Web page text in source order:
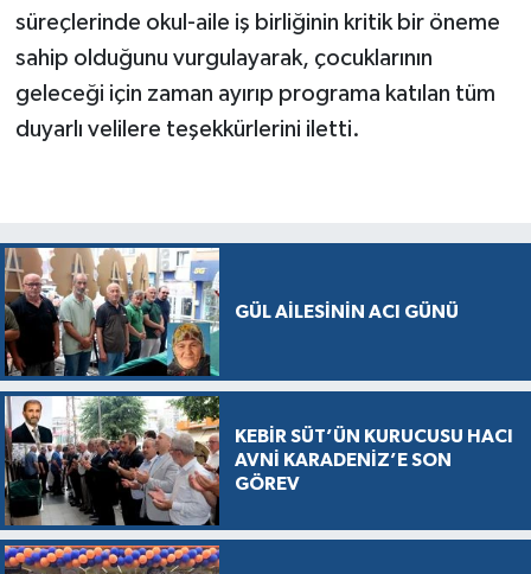
süreçlerinde okul-aile iş birliğinin kritik bir öneme
sahip olduğunu vurgulayarak, çocuklarının
geleceği için zaman ayırıp programa katılan tüm
duyarlı velilere teşekkürlerini iletti.
GÜL AİLESİNİN ACI GÜNÜ
KEBİR SÜT’ÜN KURUCUSU HACI
AVNİ KARADENİZ’E SON
GÖREV